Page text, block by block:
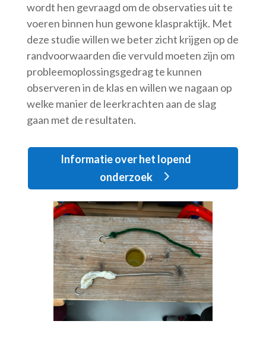
wordt hen gevraagd om de observaties uit te
voeren binnen hun gewone klaspraktijk. Met
deze studie willen we beter zicht krijgen op de
randvoorwaarden die vervuld moeten zijn om
probleemoplossingsgedrag te kunnen
observeren in de klas en willen we nagaan op
welke manier de leerkrachten aan de slag
gaan met de resultaten.
Informatie over het lopend
onderzoek